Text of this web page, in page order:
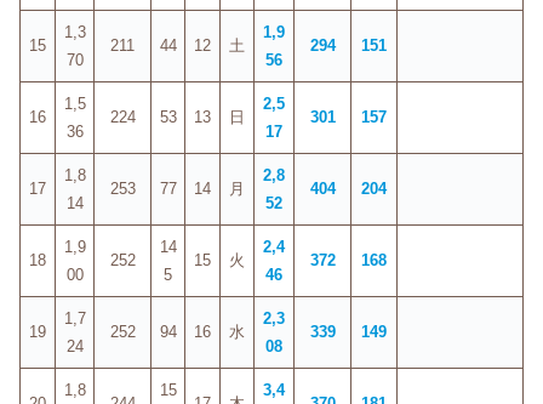
15
1,3
70
211 44 12 土
1,9
56
294 151
16
1,5
36
224 53 13 日
2,5
17
301 157
17
1,8
14
253 77 14 月
2,8
52
404 204
18
1,9
00
252
14
5
15 火
2,4
46
372 168
19
1,7
24
252 94 16 水
2,3
08
339 149
1,8 15 3,4